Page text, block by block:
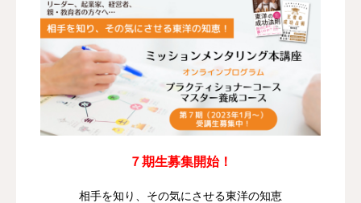
７期生募集開始！
相手を知り、その気にさせる東洋の知恵